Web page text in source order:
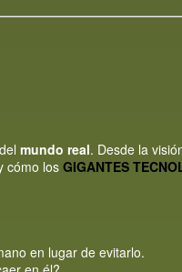
mundo real. Desde la
cómo los GIGANTES
en lugar de evitarlo.